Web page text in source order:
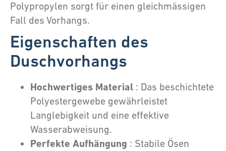
Polypropylen sorgt für einen gleichmässigen
Fall des Vorhangs.
Eigenschaften des
Duschvorhangs
Hochwertiges Material : Das beschichtete
Polyestergewebe gewährleistet
Langlebigkeit und eine effektive
Wasserabweisung.
Perfekte Aufhängung : Stabile Ösen